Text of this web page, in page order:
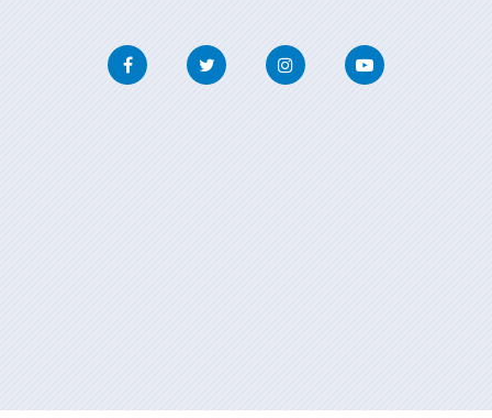
FacebookTwitter InstagramYoutube